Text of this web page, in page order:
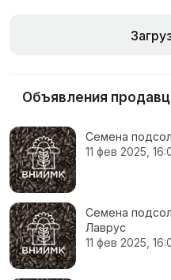
Объявления
Семена
11 фев 2025,
Семена
Лаврус
11 фев 2025,